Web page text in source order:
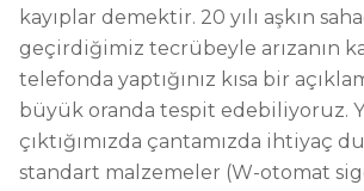
kayıplar demektir. 20 yılı aşkın
geçirdiğimiz tecrübeyle arızanın
telefonda yaptığınız kısa bir
büyük oranda tespit edebiliyoruz.
çıktığımızda çantamızda ihtiyaç
standart malzemeler (W-otomat